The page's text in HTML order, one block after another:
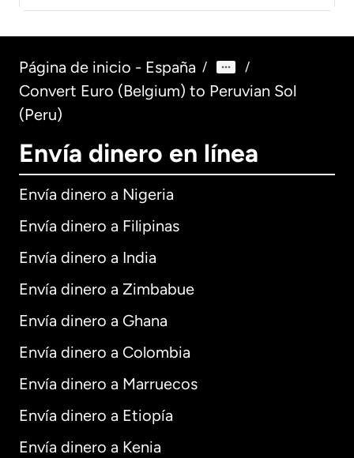
Página de inicio - España / /
Convert Euro (Belgium) to Peruvian Sol
(Peru)
Envía dinero en línea
Envía dinero a Nigeria
Envía dinero a Filipinas
Envía dinero a India
Envía dinero a Zimbabue
Envía dinero a Ghana
Envía dinero a Colombia
Envía dinero a Marruecos
Envía dinero a Etiopía
Envía dinero a Kenia